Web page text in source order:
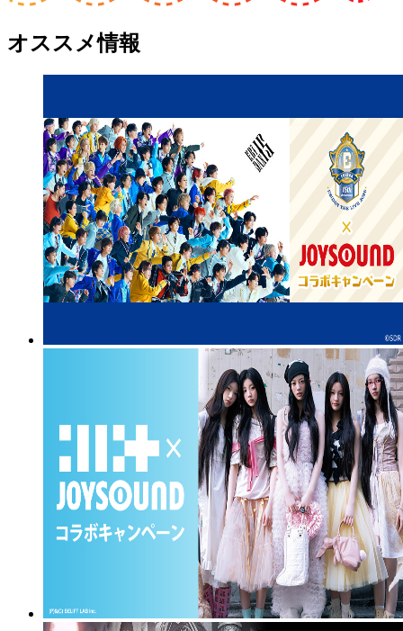
オススメ情報